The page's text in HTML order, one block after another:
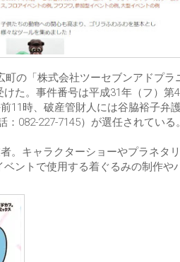
の「株式会社ツーセブンアドプ
た。事件番号は平成31年（フ）
11時、破産管財人には谷脇裕子弁
082-227-7145）が選任されている。
。キャラクターショーやプラネタ
ントで使用する着ぐるみの制作や